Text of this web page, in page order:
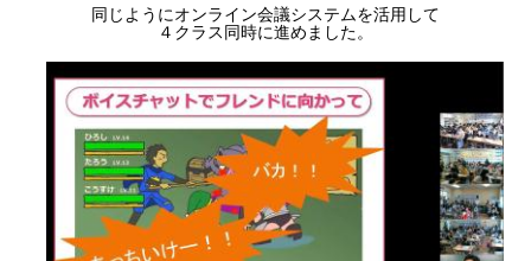
同じようにオンライン会議システムを活用して
４クラス同時に進めました。